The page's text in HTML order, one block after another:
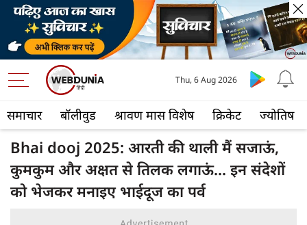
समाचार बॉलीवुड श्रावण मास विशेष क्रिकेट ज्योतिष
Thu, 6 Aug 2026
Bhai dooj 2025: आरती की थाली मैं सजाऊं,
कुमकुम और अक्षत से तिलक लगाऊं... इन संदेशों
को भेजकर मनाइए भाईदूज का पर्व